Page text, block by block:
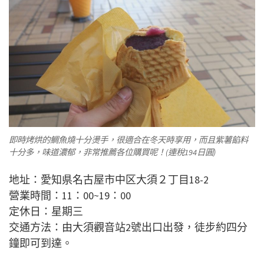
即時烤烘的鯛魚燒十分燙手，很適合在冬天時享用，而且紫薯餡料
十分多，味道濃郁，非常推薦各位購買呢！(連稅194日圓)
地址：愛知県名古屋市中区大須２丁目18-2
營業時間：11：00~19：00
定休日：星期三
交通方法：由大須觀音站2號出口出發，徒步約四分
鐘即可到達。